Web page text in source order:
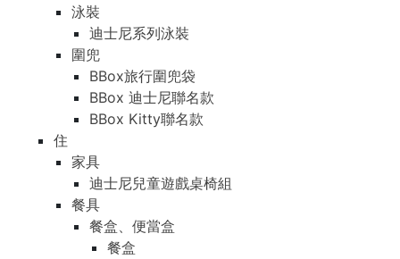
泳裝
迪士尼系列泳裝
圍兜
BBox旅行圍兜袋
BBox 迪士尼聯名款
BBox Kitty聯名款
住
家具
迪士尼兒童遊戲桌椅組
餐具
餐盒、便當盒
餐盒